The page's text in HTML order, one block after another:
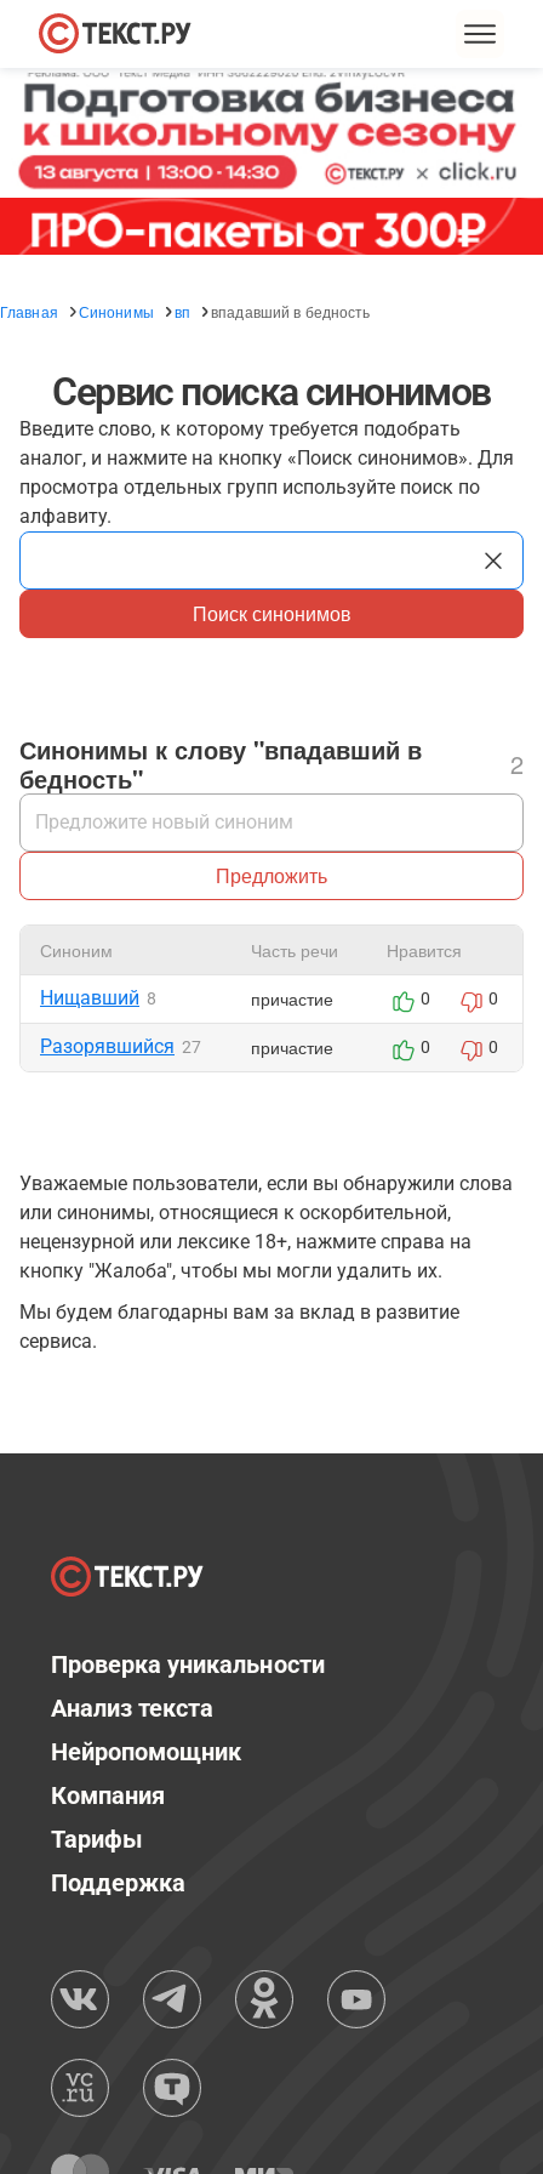
Главная Синонимы вп впадавший в бедность
Сервис поиска синонимов
Введите слово, к которому требуется подобрать
аналог, и нажмите на кнопку «Поиск синонимов». Для
просмотра отдельных групп используйте поиск по
алфавиту.
Поиск синонимов
Синонимы к слову "впадавший в
бедность"
2
Предложить
Синоним Часть речи Нравится
Нищавший 8 причастие 0 0
Разорявшийся 27 причастие 0 0
Уважаемые пользователи, если вы обнаружили слова
или синонимы, относящиеся к оскорбительной,
нецензурной или лексике 18+, нажмите справа на
кнопку "Жалоба", чтобы мы могли удалить их.
Мы будем благодарны вам за вклад в развитие
сервиса.
Проверка уникальности
Анализ текста
Нейропомощник
Компания
Тарифы
Поддержка